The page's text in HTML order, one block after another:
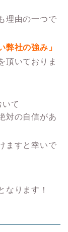
理由の一つで
弊社の強み」
頂いておりま
て
対の自信があ
ますと幸いで
なります！